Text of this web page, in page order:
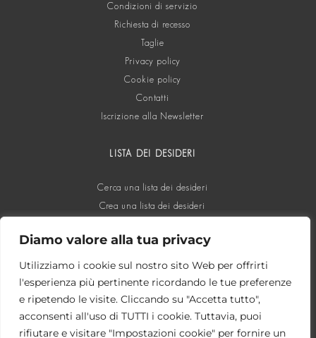
Diamo valore alla tua privacy
Utilizziamo i cookie sul nostro sito Web per offrirti
l'esperienza più pertinente ricordando le tue preferenze
e ripetendo le visite. Cliccando su "Accetta tutto",
acconsenti all'uso di TUTTI i cookie. Tuttavia, puoi
rifiutare e visitare "Impostazioni cookie" per fornire un
Condizioni di servizio
Richiesta di recesso
Taglie
Privacy policy
Cookie policy
Contatti
Iscrizione alla Newsletter
LISTA DEI DESIDERI
Cerca una lista dei desideri
Crea una lista dei desideri
SOCIAL